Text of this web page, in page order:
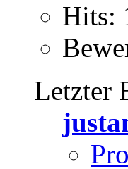
Hits:
Letzter